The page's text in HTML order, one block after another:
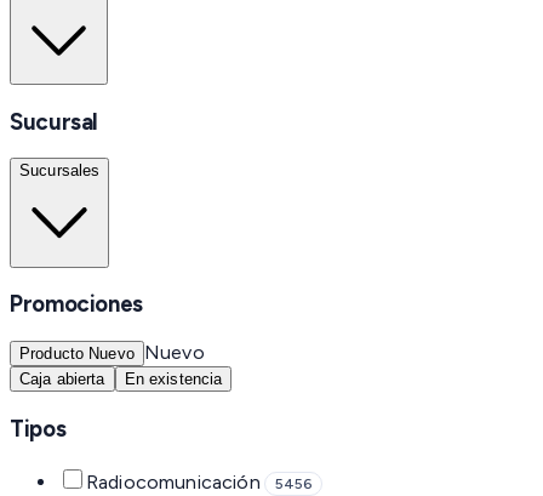
Sucursal
Sucursales
Promociones
Producto Nuevo Nuevo
Caja abierta En existencia
Tipos
Radiocomunicación 5456